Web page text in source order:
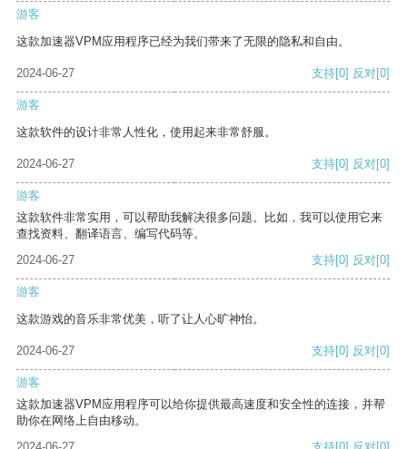
游客
这款加速器VPM应用程序已经为我们带来了无限的隐私和自由。
2024-06-27 支持[0] 反对[0]
游客
这款软件的设计非常人性化，使用起来非常舒服。
2024-06-27 支持[0] 反对[0]
游客
这款软件非常实用，可以帮助我解决很多问题。比如，我可以使用它来
查找资料、翻译语言、编写代码等。
2024-06-27
支持[0] 反对[0]
游客
这款游戏的音乐非常优美，听了让人心旷神怡。
2024-06-27 支持[0] 反对[0]
游客
这款加速器VPM应用程序可以给你提供最高速度和安全性的连接，并帮
助你在网络上自由移动。